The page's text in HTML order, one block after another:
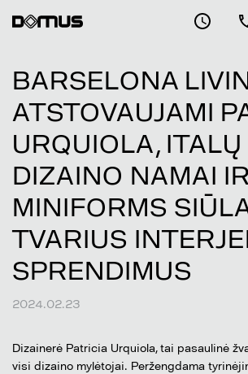
BARSELONA
ATSTOVAUJAMI
URQUIOLA, ITALŲ
DIZAINO NAMAI IR
MINIFORMS
TVARIUS
SPRENDIMUS
2024.02.23
Dizainerė Patricia Urquiola, tai pasaulinė
visi dizaino mylėtojai. Peržengdama